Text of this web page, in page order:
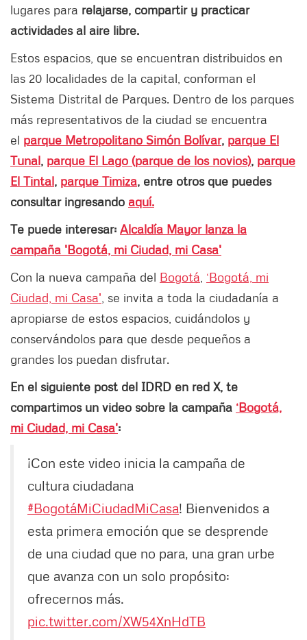
lugares para relajarse, compartir y practicar
actividades al aire libre.
Estos espacios, que se encuentran distribuidos en
las 20 localidades de la capital, conforman el
Sistema Distrital de Parques. Dentro de los parques
más representativos de la ciudad se encuentra
el parque Metropolitano Simón Bolívar, parque El
Tunal, parque El Lago (parque de los novios), parque
El Tintal, parque Timiza, entre otros que puedes
consultar ingresando aquí.
Te puede interesar: Alcaldía Mayor lanza la
campaña 'Bogotá, mi Ciudad, mi Casa'
Con la nueva campaña del Bogotá ‘Bogotá, mi
Ciudad, mi Casa' , se invita a toda la ciudadanía a
apropiarse de estos espacios, cuidándolos y
conservándolos para que desde pequeños a
grandes los puedan disfrutar.
En el siguiente post del IDRD en red X, te
compartimos un video sobre la campaña ‘Bogotá,
mi Ciudad, mi Casa':
¡Con este video inicia la campaña de
cultura ciudadana
#BogotáMiCiudadMiCasa! Bienvenidos a
esta primera emoción que se desprende
de una ciudad que no para, una gran urbe
que avanza con un solo propósito:
ofrecernos más.
pic.twitter.com/XW54XnHdTB